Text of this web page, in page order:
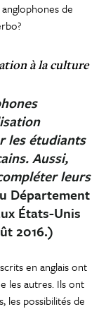
de
à la culture
les étudiants
Aussi,
leurs
Département
États-Unis
2016.)
en anglais ont
les autres. Ils ont
les possibilités de